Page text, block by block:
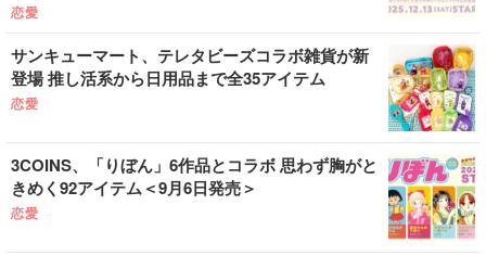
リリース ショップ
恋愛
サンキューマート、テレタビーズコラボ雑貨が新
登場 推し活系から日用品まで全35アイテム
恋愛
3COINS、「りぼん」6作品とコラボ 思わず胸がと
きめく92アイテム＜9月6日発売＞
恋愛